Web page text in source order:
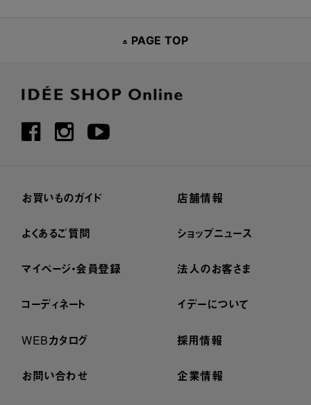
PAGE TOP
お買いものガイド
よくあるご質問
マイページ・会員登録
コーディネート
WEBカタログ
お問い合わせ
店舗情報
ショップニュース
法人のお客さま
イデーについて
採用情報
企業情報